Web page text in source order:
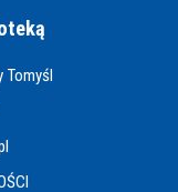
Tomyśl